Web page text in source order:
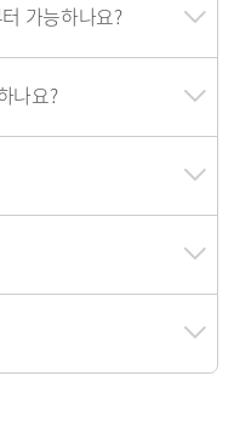
가능하나요?
나요?